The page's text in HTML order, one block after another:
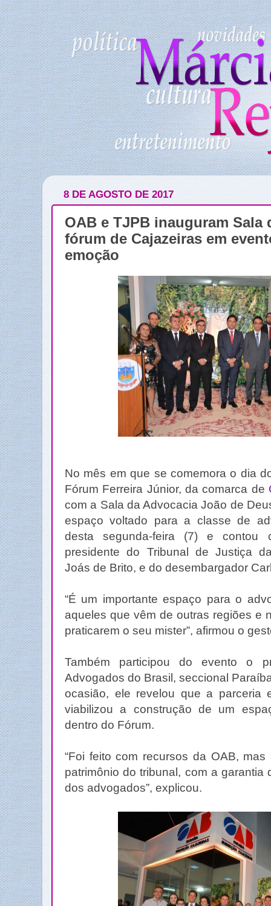
8 DE AGOSTO DE 2017
OAB e TJPB inauguram Sala
fórum de Cajazeiras em
emoção
No mês em que se comemora o dia
Fórum Ferreira Júnior, da comarca de
com a Sala da Advocacia João de
espaço voltado para a classe de
desta segunda-feira (7) e contou
presidente do Tribunal de Justiça
Joás de Brito, e do desembargador
“É um importante espaço para o
aqueles que vêm de outras regiões e
praticarem o seu mister”, afirmou o
Também participou do evento o
Advogados do Brasil, seccional
ocasião, ele revelou que a parceria
viabilizou a construção de um
dentro do Fórum.
“Foi feito com recursos da OAB,
patrimônio do tribunal, com a
dos advogados”, explicou.